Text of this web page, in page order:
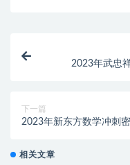
2023年武忠
下一篇
2023年新东方数学冲刺
相关文章